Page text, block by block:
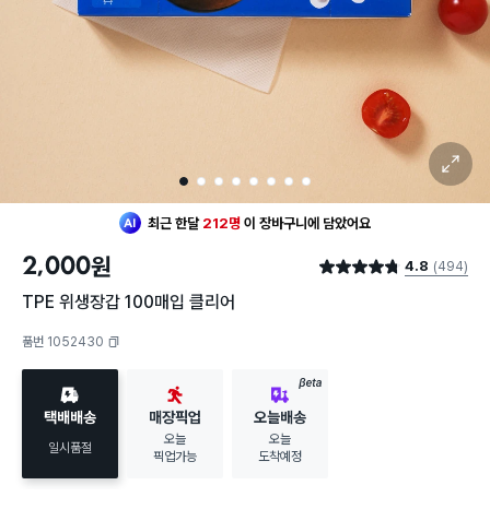
1 2 3 4 5 6 7 8
확대 보기
최근 한달 212명 이 장바구니에 담았어요
2,000원 별점 4.8점 4.8 (494)
TPE 위생장갑 100매입 클리어
품번 1052430
택배배송
일시품절
매장픽업
오늘
픽업가능
BETA
오늘배송
오늘
도착예정